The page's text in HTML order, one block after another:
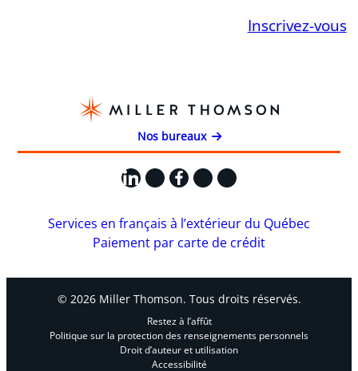
Inscrivez-vous
Nos bureaux
LinkedIn
X Facebook
Instagram
YouTube
Services en français à l’extérieur du Québec
Paiement par carte de crédit
© 2026 Miller Thomson. Tous droits réservés.
Restez à l’affût
Politique sur la protection des renseignements personnels
Droit d’auteur et utilisation
Accessibilité